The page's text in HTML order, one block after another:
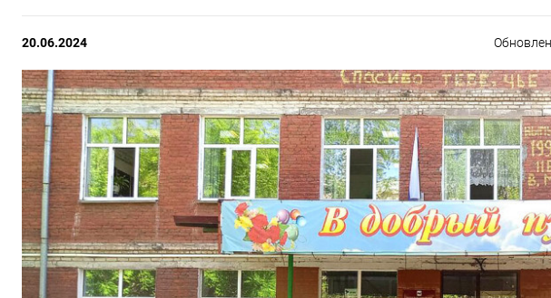
20.06.2024